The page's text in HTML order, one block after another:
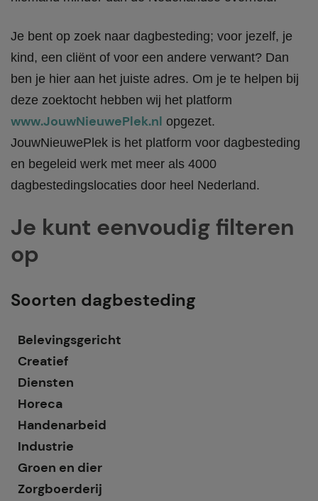
Je bent op zoek naar dagbesteding; voor jezelf, je
kind, een cliënt of voor een andere verwant? Dan
ben je hier aan het juiste adres. Om je te helpen bij
deze zoektocht hebben wij het platform
www.JouwNieuwePlek.nl opgezet.
JouwNieuwePlek is het platform voor dagbesteding
en begeleid werk met meer als 4000
dagbestedingslocaties door heel Nederland.
Je kunt eenvoudig filteren
op
Soorten dagbesteding
Belevingsgericht
Creatief
Diensten
Horeca
Handenarbeid
Industrie
Groen en dier
Zorgboerderij